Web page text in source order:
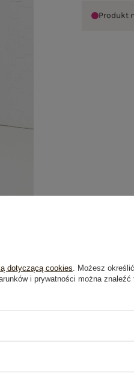
Produkt
dotyczącą cookies . Możesz
i prywatności można